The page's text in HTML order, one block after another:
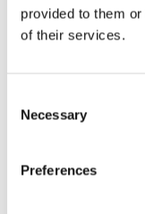
provided to them
of their services.
Selection
Necessary
Preferences